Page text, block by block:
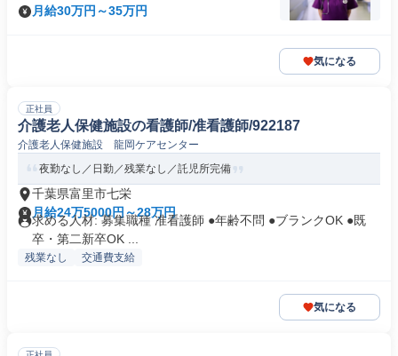
月給30万円～35万円
気になる
正社員
介護老人保健施設の看護師/准看護師/922187
介護老人保健施設 龍岡ケアセンター
夜勤なし／日勤／残業なし／託児所完備
千葉県富里市七栄
月給24万5000円～28万円
求める人材: 募集職種 准看護師 ●年齢不問 ●ブランクOK ●既
卒・第二新卒OK ...
残業なし 交通費支給
気になる